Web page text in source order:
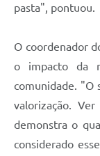
pasta", pontuou.
O coordenador
o impacto da
comunidade. "O
valorização.
demonstra o
considerado